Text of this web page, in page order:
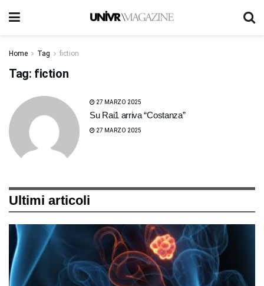
Home Tag fiction
Tag: fiction
27 MARZO 2025
Su Rai1 arriva “Costanza”
27 MARZO 2025
Ultimi articoli